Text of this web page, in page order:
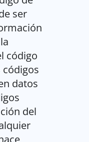
ser
código
códigos
datos
del